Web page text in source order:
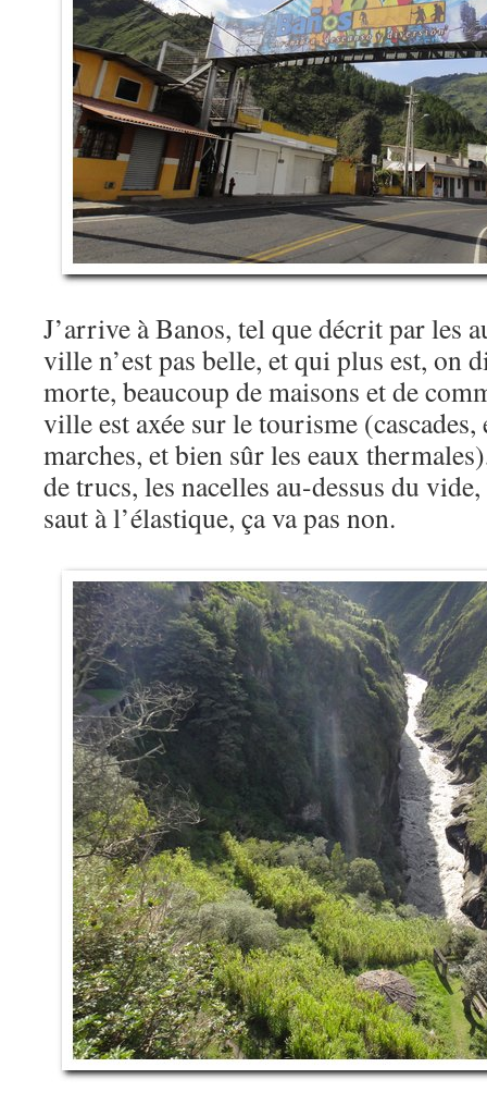
J’arrive à Banos, tel que décrit par les
ville n’est pas belle, et qui plus est, on
morte, beaucoup de maisons et de
ville est axée sur le tourisme (cascades,
marches, et bien sûr les eaux
de trucs, les nacelles au-dessus du
saut à l’élastique, ça va pas non.